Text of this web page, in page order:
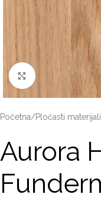
Click to enlarge
Početna/Pločasti materijali
Aurora